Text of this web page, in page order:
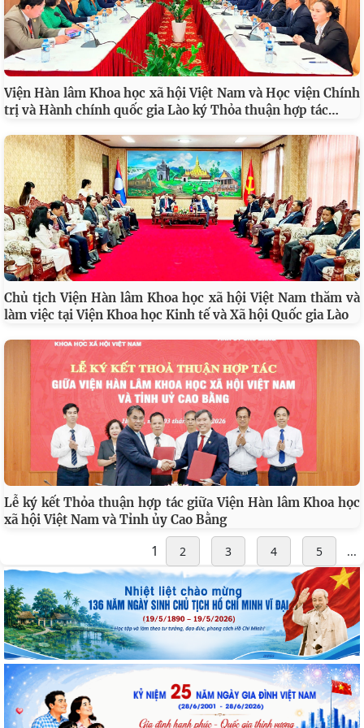
Viện Hàn lâm Khoa học xã hội Việt Nam và Học viện Chính
trị và Hành chính quốc gia Lào ký Thỏa thuận hợp tác…
Chủ tịch Viện Hàn lâm Khoa học xã hội Việt Nam thăm và
làm việc tại Viện Khoa học Kinh tế và Xã hội Quốc gia Lào
Lễ ký kết Thỏa thuận hợp tác giữa Viện Hàn lâm Khoa học
xã hội Việt Nam và Tỉnh ủy Cao Bằng
1 2 3 4 5 ...